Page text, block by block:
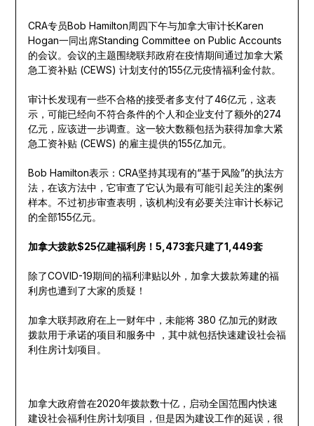
CRA专员Bob Hamilton周四下午与加拿大审计长Karen
Hogan一同出席Standing Committee on Public Accounts
的会议。会议的主题围绕联邦政府在疫情期间通过加拿大紧
急工资补贴 (CEWS) 计划支付的155亿元疫情福利金付款。
审计长发现有一些不合格的接受者多支付了46亿元，这表
示，可能已经向不符合条件的个人和企业支付了额外的274
亿元，应该进一步调查。这一较大数额包括为获得加拿大紧
急工资补贴 (CEWS) 的雇主提供的155亿加元。
Bob Hamilton表示：CRA坚持其现有的“基于风险”的执法方
法，在该方法中，它审查了它认为最有可能引起关注的案例
样本。不过初步审查表明，该机构没有必要关注审计长标记
的全部155亿元。
加拿大拨款$25亿建福利房！5,473套只建了1,449套
除了COVID-19期间的福利津贴以外，加拿大拨款筹建的福
利房也遭到了大家的质疑！
加拿大联邦政府在上一财年中，未能将 380 亿加元的财政
拨款用于承诺的项目和服务中 ，其中就包括快速建设社会福
利住房计划项目。
加拿大政府曾在2020年拨款数十亿，启动全国范围内快速
建设社会福利住房计划项目，但是因为建设工作的延误，很